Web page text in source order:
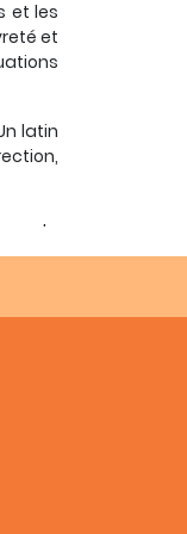
et les
et
latin
la
allés
ma
du
qui
mai,